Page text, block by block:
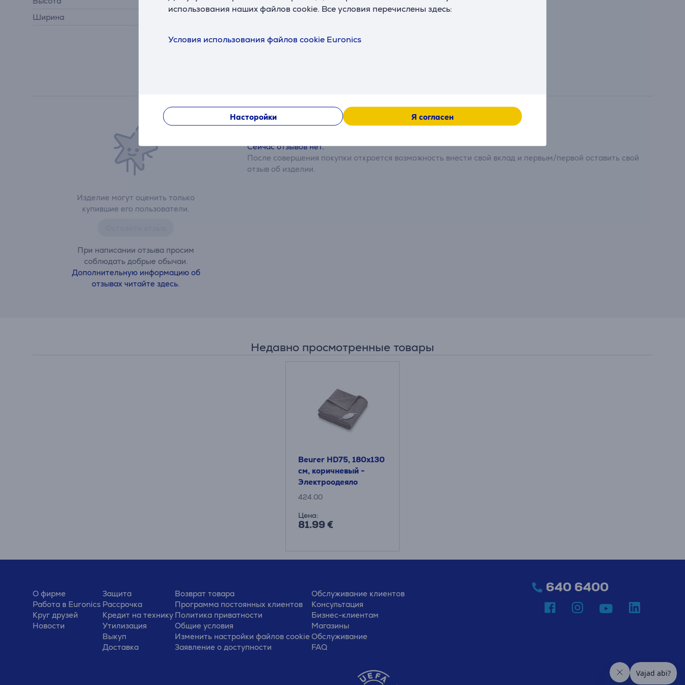
использования наших файлов cookie. Все условия перечислены здесь:
Условия использования файлов cookie Euronics
Насторойки Я согласен
Ширина
Питание
Изделие могут оценить только
купившие его пользователи.
При написании отзыва просим
соблюдать добрые обычаи.
Дополнительную информацию об
отзывах читайте здесь.
Сейчас отзывов нет.
После совершения покупки откроется возможность внести свой вклад и первым/первой оставить свой
отзыв об изделии.
Недавно просмотренные товары
Beurer HD75, 180x130
см, коричневый -
Электроодеяло
424.00
Цена:
81.99 €
О фирме
Работа в Euronics
Круг друзей
Новости
Защита
Рассрочка
Кредит на технику
Утилизация
Выкуп
Доставка
Возврат товара
Программа постоянных клиентов
Политика приватности
Общие условия
Изменить настройки файлов cookie
Заявление о доступности
Обслуживание клиентов
Консультация
Бизнес-клиентам
Магазины
Обслуживание
FAQ
640 6400